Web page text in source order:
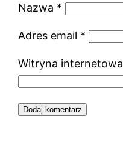
Nazwa *
Adres email *
Witryna internetowa